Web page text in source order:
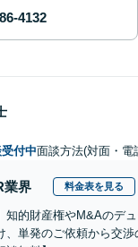
付中面談方法(対面・電
業界 料金表を見る
知的財産権やM&Aのデ
、単発のご依頼から交